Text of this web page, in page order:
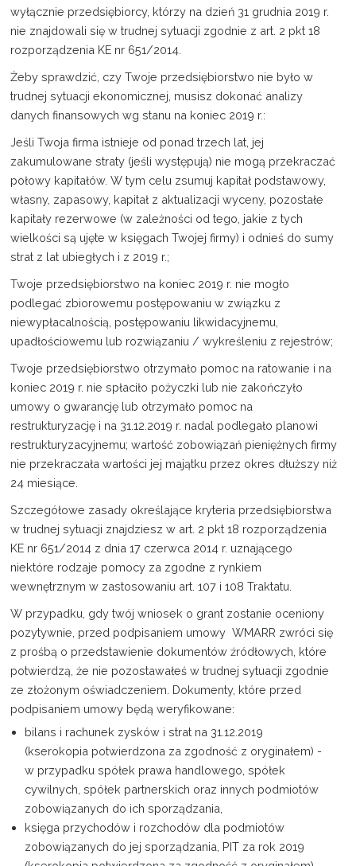
wyłącznie przedsiębiorcy, którzy na dzień 31 grudnia 2019 r.
nie znajdowali się w trudnej sytuacji zgodnie z art. 2 pkt 18
rozporządzenia KE nr 651/2014.
Żeby sprawdzić, czy Twoje przedsiębiorstwo nie było w
trudnej sytuacji ekonomicznej, musisz dokonać analizy
danych finansowych wg stanu na koniec 2019 r.:
Jeśli Twoja firma istnieje od ponad trzech lat, jej
zakumulowane straty (jeśli występują) nie mogą przekraczać
połowy kapitałów. W tym celu zsumuj kapitał podstawowy,
własny, zapasowy, kapitał z aktualizacji wyceny, pozostałe
kapitały rezerwowe (w zależności od tego, jakie z tych
wielkości są ujęte w księgach Twojej firmy) i odnieś do sumy
strat z lat ubiegłych i z 2019 r.;
Twoje przedsiębiorstwo na koniec 2019 r. nie mogło
podlegać zbiorowemu postępowaniu w związku z
niewypłacalnością, postępowaniu likwidacyjnemu,
upadłościowemu lub rozwiązaniu / wykreśleniu z rejestrów;
Twoje przedsiębiorstwo otrzymało pomoc na ratowanie i na
koniec 2019 r. nie spłaciło pożyczki lub nie zakończyło
umowy o gwarancję lub otrzymało pomoc na
restrukturyzację i na 31.12.2019 r. nadal podlegało planowi
restrukturyzacyjnemu; wartość zobowiązań pieniężnych firmy
nie przekraczała wartości jej majątku przez okres dłuższy niż
24 miesiące.
Szczegółowe zasady określające kryteria przedsiębiorstwa
w trudnej sytuacji znajdziesz w art. 2 pkt 18 rozporządzenia
KE nr 651/2014 z dnia 17 czerwca 2014 r. uznającego
niektóre rodzaje pomocy za zgodne z rynkiem
wewnętrznym w zastosowaniu art. 107 i 108 Traktatu.
W przypadku, gdy twój wniosek o grant zostanie oceniony
pozytywnie, przed podpisaniem umowy WMARR zwróci się
z prośbą o przedstawienie dokumentów źródłowych, które
potwierdzą, że nie pozostawałeś w trudnej sytuacji zgodnie
ze złożonym oświadczeniem. Dokumenty, które przed
podpisaniem umowy będą weryfikowane:
bilans i rachunek zysków i strat na 31.12.2019
(kserokopia potwierdzona za zgodność z oryginałem) -
w przypadku spółek prawa handlowego, spółek
cywilnych, spółek partnerskich oraz innych podmiotów
zobowiązanych do ich sporządzania,
księga przychodów i rozchodów dla podmiotów
zobowiązanych do jej sporządzania, PIT za rok 2019